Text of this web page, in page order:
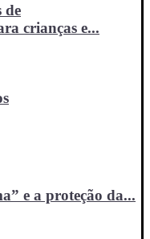
de
crianças e...
e a proteção da...